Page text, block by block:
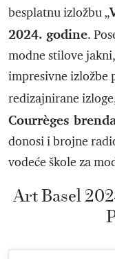
besplatnu izložbu „
2024. godine.
modne stilove
impresivne izložbe
redizajnirane
Courrèges
donosi i brojne
vodeće škole za
Art Basel